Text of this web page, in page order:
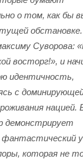
о том, как бы
Суворова:
восторг!», и
идентичность,
с
нацией.
демонстрирует
фантастический
которая не